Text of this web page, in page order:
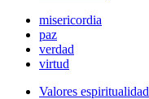
misericordia
paz
verdad
virtud
Valores espiritualidad